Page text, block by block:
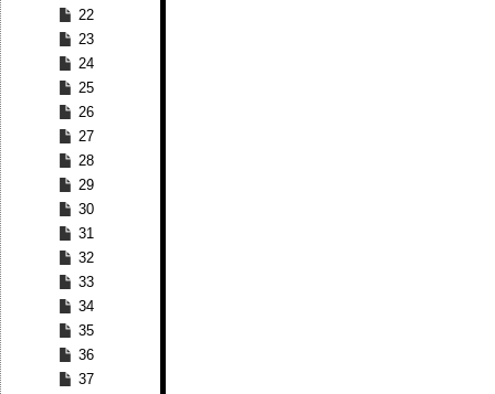
22
23
24
25
26
27
28
29
30
31
32
33
34
35
36
37